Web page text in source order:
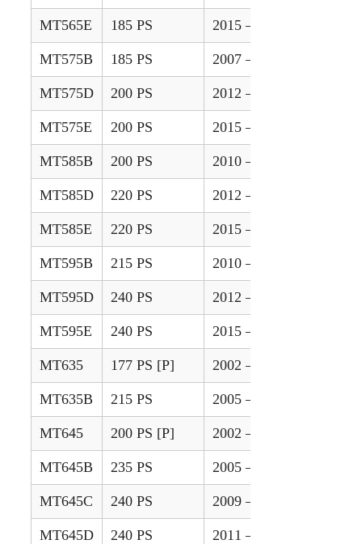
MT565E 185 PS 2015 – 2020
MT575B 185 PS 2007 – 2011
MT575D 200 PS 2012 – 2014
MT575E 200 PS 2015 – 2020
MT585B 200 PS 2010 – 2012
MT585D 220 PS 2012 – 2014
MT585E 220 PS 2015 – 2020
MT595B 215 PS 2010 – 2012
MT595D 240 PS 2012 – 2014
MT595E 240 PS 2015 – 2020
MT635 177 PS [P] 2002 – 2003
MT635B 215 PS 2005 – 2008
MT645 200 PS [P] 2002 – 2003
MT645B 235 PS 2005 – 2008
MT645C 240 PS 2009 – 2010
MT645D 240 PS 2011 – 2013